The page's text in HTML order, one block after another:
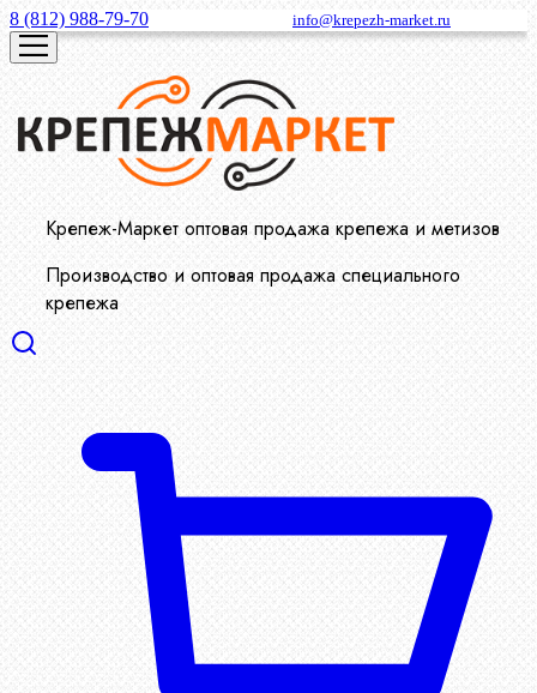
8 (812) 988-79-70 info@krepezh-market.ru
Крепеж-Маркет оптовая продажа крепежа и метизов
Производство и оптовая продажа специального
крепежа